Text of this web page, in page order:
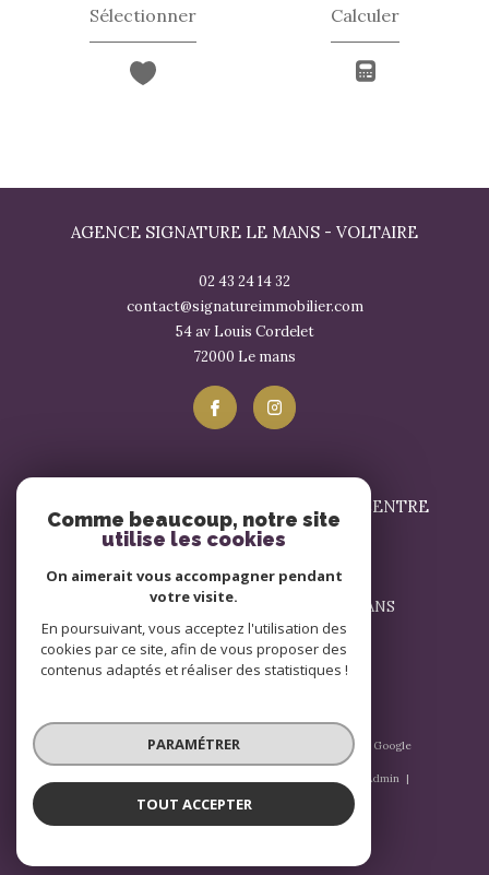
Sélectionner Calculer
AGENCE SIGNATURE LE MANS - VOLTAIRE
02 43 24 14 32
contact@signatureimmobilier.com
54 av Louis Cordelet
72000
le mans
SIGNATURE IMMOBILIER LE MANS - CENTRE
contact@signatureimmobilier.com
1 Avenue du Général Leclerc 72000 LE MANS
72000
le mans
© 2026 | Tous droits réservés | Traduction powered by Google
|
Admin
Cookies
Comme beaucoup, notre site
utilise les cookies
On aimerait vous accompagner pendant
votre visite.
En poursuivant, vous acceptez l'utilisation des
cookies par ce site, afin de vous proposer des
contenus adaptés et réaliser des statistiques !
PARAMÉTRER
TOUT ACCEPTER